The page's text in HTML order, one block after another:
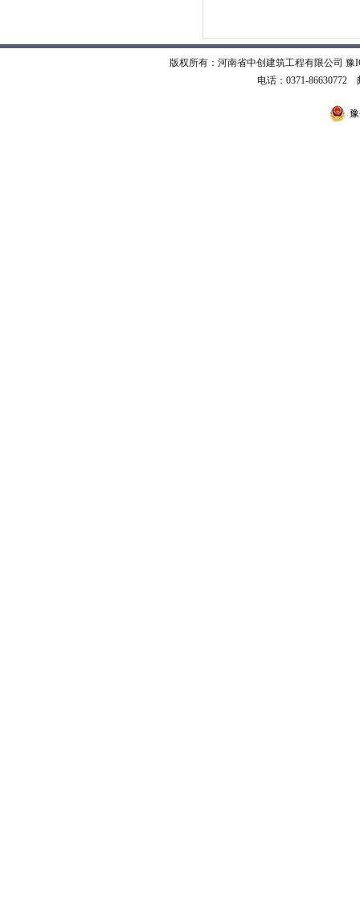
版权所有：河南省中创建筑工程有限公司 豫
电话：0371-86630772